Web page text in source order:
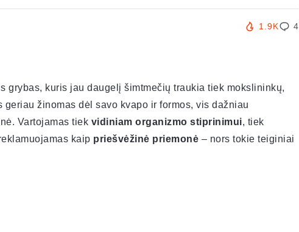
1.9K 4
grybas, kuris jau daugelį šimtmečių traukia tiek mokslininkų,
žinomas dėl savo kvapo ir formos, vis dažniau
Vartojamas tiek vidiniam organizmo stiprinimui, tiek
kaip priešvėžinė priemonė – nors tokie teiginiai